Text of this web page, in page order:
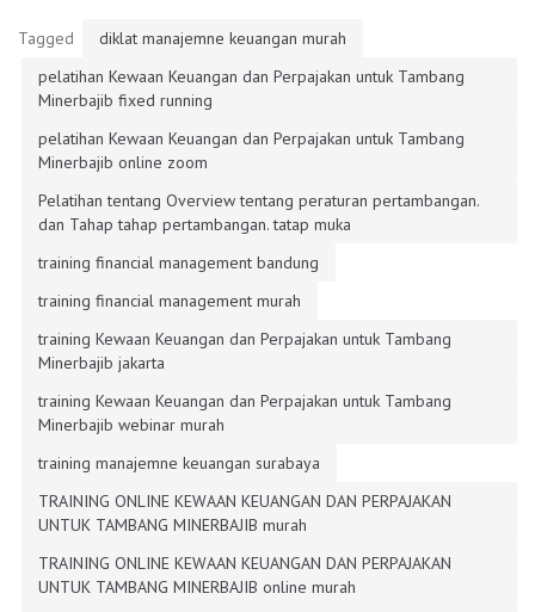
Tagged
diklat manajemne keuangan murah
pelatihan Kewaan Keuangan dan Perpajakan untuk Tambang
Minerbajib fixed running
pelatihan Kewaan Keuangan dan Perpajakan untuk Tambang
Minerbajib online zoom
Pelatihan tentang Overview tentang peraturan pertambangan.
dan Tahap tahap pertambangan. tatap muka
training financial management bandung
training financial management murah
training Kewaan Keuangan dan Perpajakan untuk Tambang
Minerbajib jakarta
training Kewaan Keuangan dan Perpajakan untuk Tambang
Minerbajib webinar murah
training manajemne keuangan surabaya
TRAINING ONLINE KEWAAN KEUANGAN DAN PERPAJAKAN
UNTUK TAMBANG MINERBAJIB murah
TRAINING ONLINE KEWAAN KEUANGAN DAN PERPAJAKAN
UNTUK TAMBANG MINERBAJIB online murah